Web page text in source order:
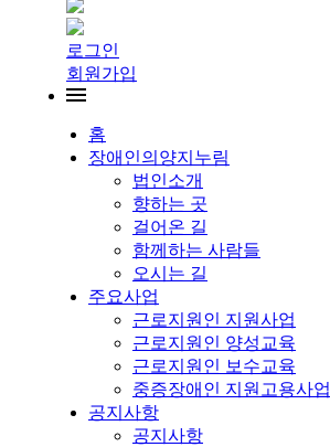
로그인
회원가입
홈
장애인의양지누림
법인소개
향하는 곳
걸어온 길
함께하는 사람들
오시는 길
주요사업
근로지원인 지원사업
근로지원인 양성교육
근로지원인 보수교육
중증장애인 지원고용사업
공지사항
공지사항